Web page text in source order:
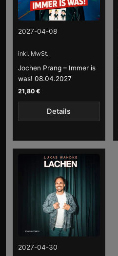
2027-04-08
inkl. MwSt.
Jochen Prang – Immer is
was! 08.04.2027
21,80 €
Details
2027-04-30